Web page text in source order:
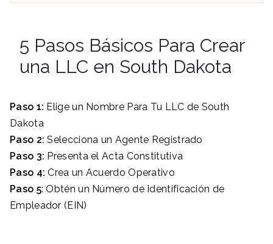
5 Pasos Básicos Para Crear
una LLC en South Dakota
Paso 1: Elige un Nombre Para Tu LLC de South
Dakota
Paso 2: Selecciona un Agente Registrado
Paso 3: Presenta el Acta Constitutiva
Paso 4:Crea un Acuerdo Operativo
Paso 5: Obtén un Número de Identificación de
Empleador (EIN)